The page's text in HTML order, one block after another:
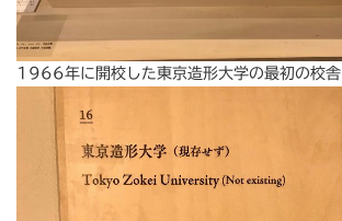
1966年に開校した東京造形大学の最初の校舎